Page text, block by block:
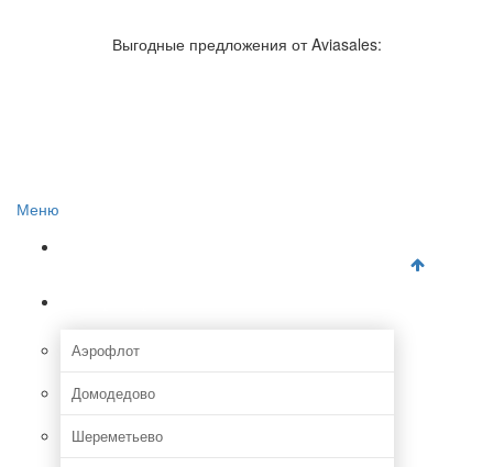
Отзывы об авиакомпаниях
Отзывы об аэропортах
Выгодные предложения от Aviasales:
Меню
Аэрофлот
Домодедово
Шереметьево